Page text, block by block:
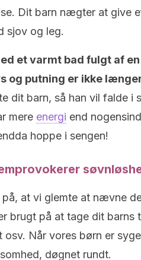
Dit barn nægter at give
sjov og leg.
et varmt bad fulgt af
og putning er ikke
dit barn, så han vil falde i
mere energi end
hoppe i sengen!
at vi glemte at nævne
brugt på at tage dit barns
Når vores børn er
døgnet rundt.